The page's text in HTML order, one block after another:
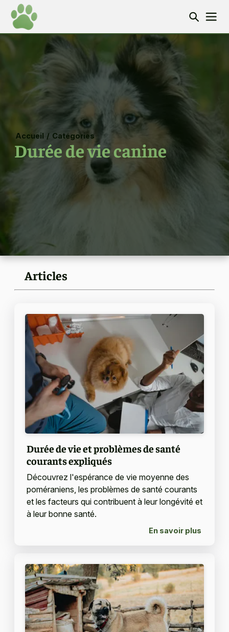
Accueil / Catégories
Durée de vie canine
Articles
Durée de vie et problèmes de santé
courants expliqués
Découvrez l'espérance de vie moyenne des
poméraniens, les problèmes de santé courants
et les facteurs qui contribuent à leur longévité et
à leur bonne santé.
En savoir plus